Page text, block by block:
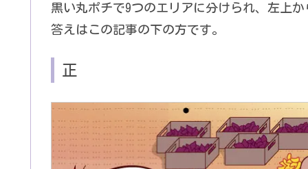
黒い丸ポチで9つのエリアに分けられ、左上
答えはこの記事の下の方です。
正